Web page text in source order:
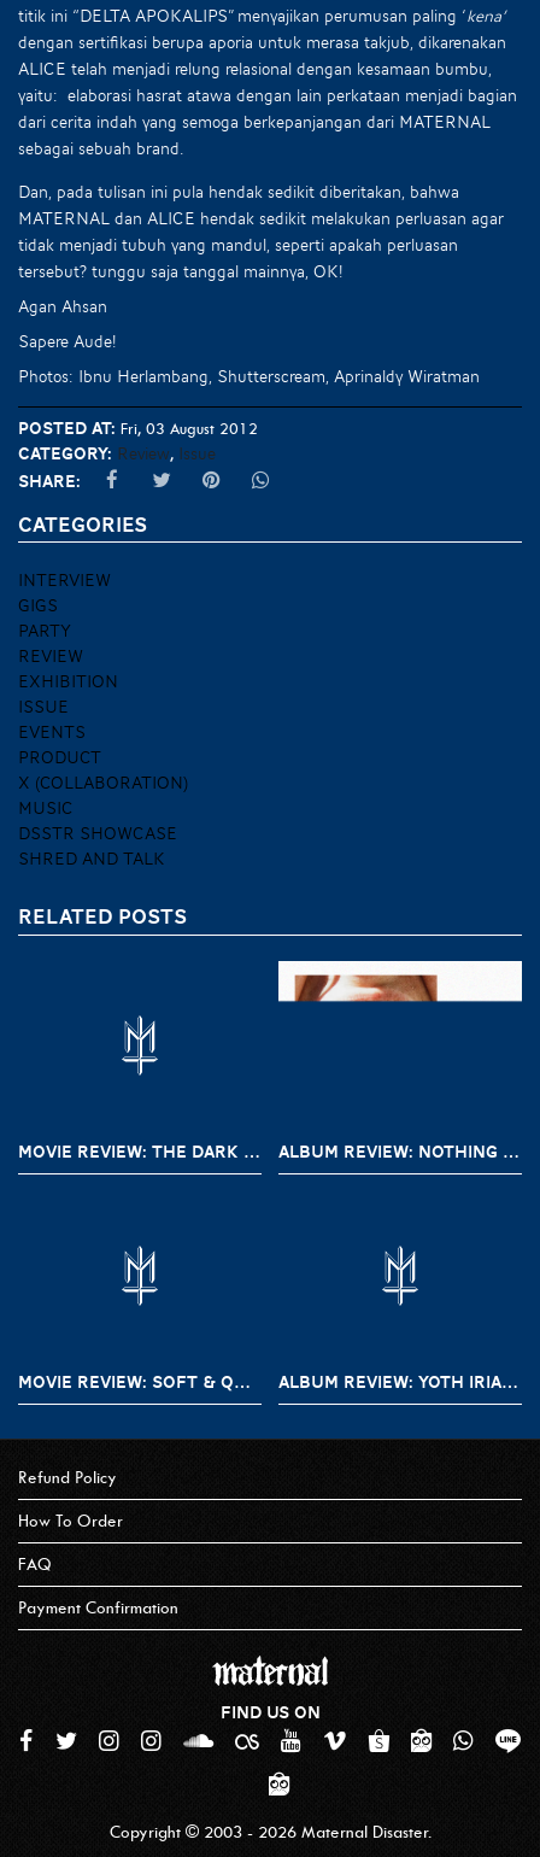
titik ini “DELTA APOKALIPS” menyajikan perumusan paling ‘kena’
dengan sertifikasi berupa aporia untuk merasa takjub, dikarenakan
ALICE telah menjadi relung relasional dengan kesamaan bumbu,
yaitu: elaborasi hasrat atawa dengan lain perkataan menjadi bagian
dari cerita indah yang semoga berkepanjangan dari MATERNAL
sebagai sebuah brand.
Dan, pada tulisan ini pula hendak sedikit diberitakan, bahwa
MATERNAL dan ALICE hendak sedikit melakukan perluasan agar
tidak menjadi tubuh yang mandul, seperti apakah perluasan
tersebut? tunggu saja tanggal mainnya, OK!
Agan Ahsan
Sapere Aude!
Photos: Ibnu Herlambang, Shutterscream, Aprinaldy Wiratman
Posted at: Fri, 03 August 2012
Category: Review, Issue
Share:
CATEGORIES
INTERVIEW
GIGS
PARTY
REVIEW
EXHIBITION
ISSUE
EVENTS
PRODUCT
X (COLLABORATION)
MUSIC
DSSTR SHOWCASE
SHRED AND TALK
RELATED POSTS
MOVIE REVIEW: THE DARK AND THE WICKED (2020) ALBUM REVIEW: NOTHING – A SHORT HISTORY OF DECAY
MOVIE REVIEW: SOFT & QUIET (2022) ALBUM REVIEW: YOTH IRIA – GONE WITH THE DEVIL
Refund Policy
How To Order
FAQ
Payment Confirmation
FIND US ON
Copyright © 2003 - 2026 Maternal Disaster.